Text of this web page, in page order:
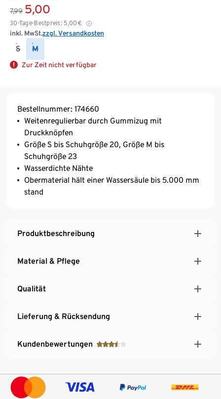
7,99 5,00
30-Tage-Bestpreis: 5,00 €
inkl. MwSt.zzgl. Versandkosten
S M
Zur Zeit nicht verfügbar
Bestellnummer: 174660
Weitenregulierbar durch Gummizug mit
Druckknöpfen
Größe S bis Schuhgröße 20, Größe M bis
Schuhgröße 23
Wasserdichte Nähte
Obermaterial hält einer Wassersäule bis 5.000 mm
stand
Produktbeschreibung
Material & Pflege
Qualität
Lieferung & Rücksendung
Kundenbewertungen